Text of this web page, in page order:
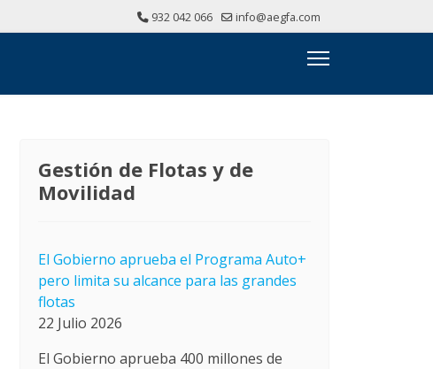
932 042 066 info@aegfa.com
Gestión de Flotas y de
Movilidad
El Gobierno aprueba el Programa Auto+
pero limita su alcance para las grandes
flotas
22 Julio 2026
El Gobierno aprueba 400 millones de